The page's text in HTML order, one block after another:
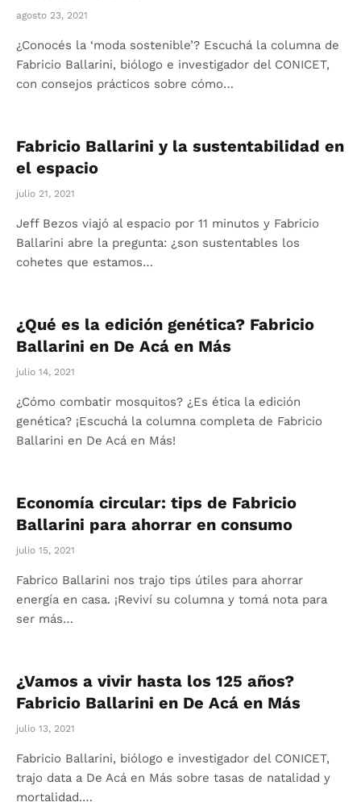
agosto 23, 2021
¿Conocés la ‘moda sostenible’? Escuchá la columna de
Fabricio Ballarini, biólogo e investigador del CONICET,
con consejos prácticos sobre cómo…
Fabricio Ballarini y la sustentabilidad en
el espacio
julio 21, 2021
Jeff Bezos viajó al espacio por 11 minutos y Fabricio
Ballarini abre la pregunta: ¿son sustentables los
cohetes que estamos…
¿Qué es la edición genética? Fabricio
Ballarini en De Acá en Más
julio 14, 2021
¿Cómo combatir mosquitos? ¿Es ética la edición
genética? ¡Escuchá la columna completa de Fabricio
Ballarini en De Acá en Más!
Economía circular: tips de Fabricio
Ballarini para ahorrar en consumo
julio 15, 2021
Fabrico Ballarini nos trajo tips útiles para ahorrar
energía en casa. ¡Reviví su columna y tomá nota para
ser más…
¿Vamos a vivir hasta los 125 años?
Fabricio Ballarini en De Acá en Más
julio 13, 2021
Fabricio Ballarini, biólogo e investigador del CONICET,
trajo data a De Acá en Más sobre tasas de natalidad y
mortalidad.…